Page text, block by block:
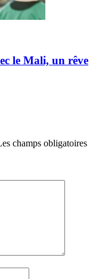
le Mali, un rêve
champs obligatoires